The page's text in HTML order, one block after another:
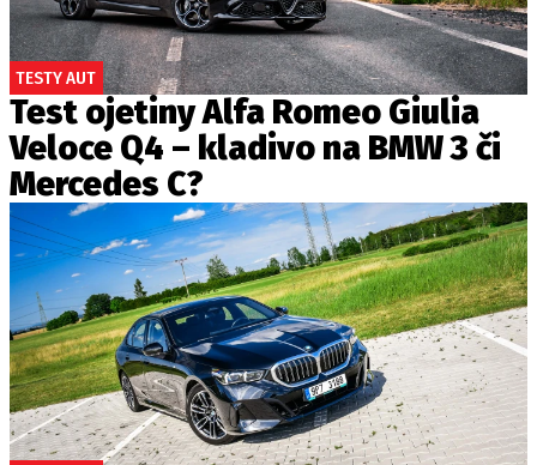
TESTY AUT
Test ojetiny Alfa Romeo Giulia
Veloce Q4 – kladivo na BMW 3 či
Mercedes C?